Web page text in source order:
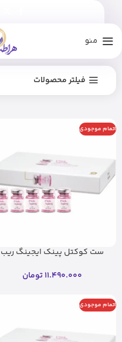
منو
فیلتر محصولات
اتمام موجودی
ست کوکتل پینک ایجینگ ریب
11.490.000 تومان
اتمام موجودی